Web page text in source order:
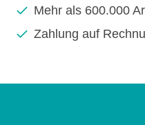
Mehr als 600.000
Zahlung auf